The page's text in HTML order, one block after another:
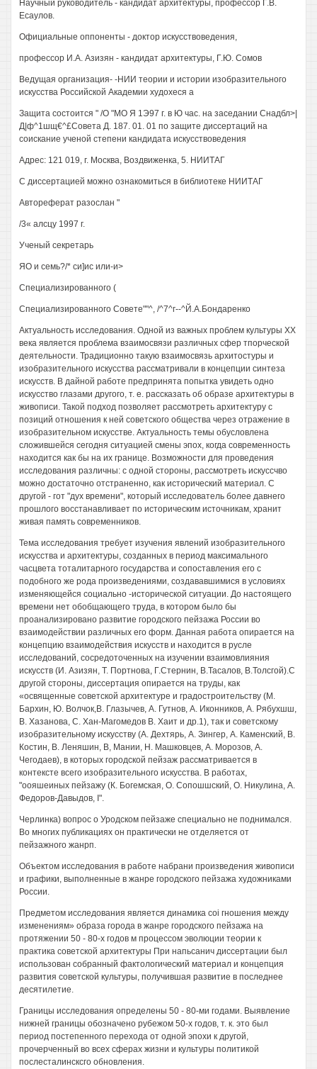
Научный руководитель - кандидат архитектуры, профессор Г.В.
Есаулов.
Официальные оппоненты - доктор искусствоведения,
профессор И.А. Азизян - кандидат архитектуры, Г.Ю. Сомов
Ведущая организация- -НИИ теории и истории изобразительного
искусства Российской Академии худохеся а
Защита состоится " /О "МО Я 1Э97 г. в Ю час. на заседании Снадбл>|
Д|ф^1шщ€^£Совета Д. 187. 01. 01 по защите диссертаций на
соискание ученой степени кандидата искусствоведения
Адрес: 121 019, г. Москва, Воздвиженка, 5. НИИТАГ
С диссертацией можно ознакомиться в библиотеке НИИТАГ
Автореферат разослан "
/3« алсцу 1997 г.
Ученый секретарь
ЯО и семь?/* си]ис или-и>
Специализированного (
Специализированного Совете""^, /^7^г--^Й.А.Бондаренко
Актуальность исследования. Одной из важных проблем культуры XX
века является проблема взаимосвязи различных сфер тпорческой
деятельности. Традиционно такую взаимосвязь архитостуры и
изобразительного искусства рассматривали в концепции синтеза
искусств. В дайной работе предпринята попытка увидеть одно
искусство глазами другого, т. е. рассказать об образе архитектуры в
живописи. Такой подход позволяет рассмотреть архитектуру с
позиций отношения к ней советского общества через отражение в
изобразительном искусстве. Актуальность темы обусловлена
сложившейся сегодня ситуацией смены эпох, когда современность
находится как бы на их границе. Возможности для проведения
исследования различны: с одной стороны, рассмотреть искуссчво
можно достаточно отстраненно, как исторический материал. С
другой - гот "дух времени", который исследователь более давнего
прошлого восстанавливает по историческим источникам, хранит
живая память современников.
Тема исследования требует изучения явлений изобразительного
искусства и архитектуры, созданных в период максимального
часцвета тоталитарного государства и сопоставления его с
подобного же рода произведениями, создававшимися в условиях
изменяющейся социально -исторической ситуации. До настоящего
времени нет обобщающего труда, в котором было бы
проанализировано развитие городского пейзажа России во
взаимодействии различных его форм. Данная работа опирается на
концепцию взаимодействия искусств и находится в русле
исследований, сосредоточенных на изучении взаимовлияния
искусств (И. Азизян, Т. Портнова, Г.Стернин, В.Тасалов, В.Толсгой).С
другой стороны, диссертация опирается на труды, как
«освященные советской архитектуре и градостроительству (М.
Бархин, Ю. Волчок,В. Глазычев, А. Гутнов, А. Иконников, А. Рябухшш,
В. Хазанова, С. Хан-Магомедов В. Хаит и др.1), так и советскому
изобразительному искусству (А. Дехтярь, А. Зингер, А. Каменский, В.
Костин, В. Леняшин, В, Мании, Н. Машковцев, А. Морозов, А.
Чегодаев), в которых городской пейзаж рассматривается в
контексте всего изобразительного искусства. В работах,
"оояшеиных пейзажу (К. Богемская, О. Сопошшский, О. Никулина, А.
Федоров-Давыдов, I".
Черлинка) вопрос о Уродском пейзаже специально не поднимался.
Во многих публикациях он практически не отделяется от
пейзажного жанрп.
Объектом исследования в работе набрани произведения живописи
и графики, выполненные в жанре городского пейзажа художниками
России.
Предметом исследования является динамика coi гношения между
изменениям» образа города в жанре городского пейзажа на
протяжении 50 - 80-х годов м процессом эволюции теории к
практика советской архитектуры При напьсанич диссертации был
использован собранный фактологический материал и концепция
развития советской культуры, получившая развитие в последнее
десятилетие.
Границы исследования определены 50 - 80-ми годами. Выявление
нижней границы обозначено рубежом 50-х годов, т. к. это был
период постепенного перехода от одной эпохи к другой,
прочерченный во всех сферах жизни и культуры политикой
послесталинсксго обновления.